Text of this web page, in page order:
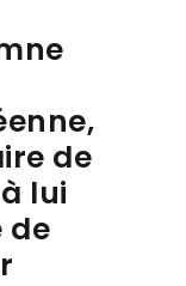
de
lui
de